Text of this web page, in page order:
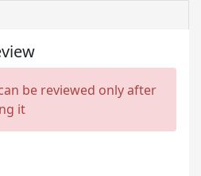
be reviewed only after
it